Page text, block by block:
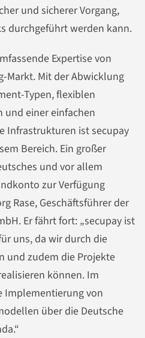
und sicherer Vorgang,
durchgeführt werden kann.
Expertise von
Markt. Mit der Abwicklung
Typen, flexiblen
und einer einfachen
Infrastrukturen ist secupay
Bereich. Ein großer
und vor allem
zur Verfügung
Rase, Geschäftsführer der
Er fährt fort: „secupay ist
uns, da wir durch die
und zudem die Projekte
können. Im
Implementierung von
über die Deutsche